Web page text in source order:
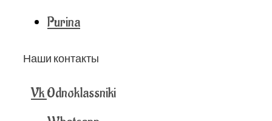
Purina
Наши контакты
VkOdnoklassniki